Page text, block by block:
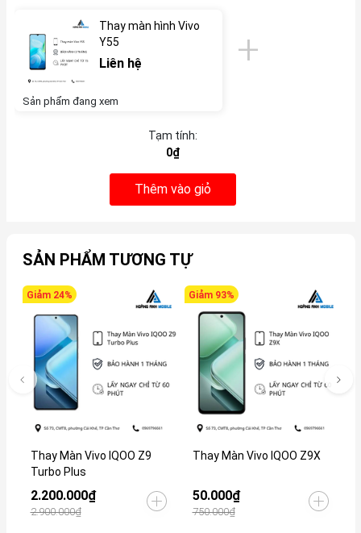
Thay màn hình Vivo
Y55
Liên hệ
Sản phẩm đang xem
Tạm tính:
0₫
Thêm vào giỏ
SẢN PHẨM TƯƠNG TỰ
Giảm 24%
Thay Màn Vivo IQOO Z9
Turbo Plus
2.200.000₫
2.900.000₫
Giảm 93%
Thay Màn Vivo IQOO Z9X
50.000₫
750.000₫